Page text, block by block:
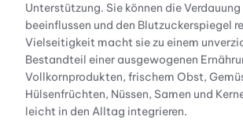
Unterstützung. Sie können die
beeinflussen und den Blutzuckerspiegel
Vielseitigkeit macht sie zu einem
Bestandteil einer ausgewogenen
Vollkornprodukten, frischem Obst,
Hülsenfrüchten, Nüssen, Samen und
leicht in den Alltag integrieren.